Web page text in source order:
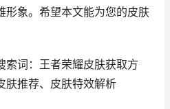
形象。希望本文能为您的皮肤
索词：王者荣耀皮肤获取方
肤推荐、皮肤特效解析